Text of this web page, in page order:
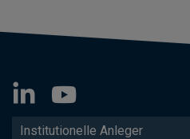
Institutionelle Anleger